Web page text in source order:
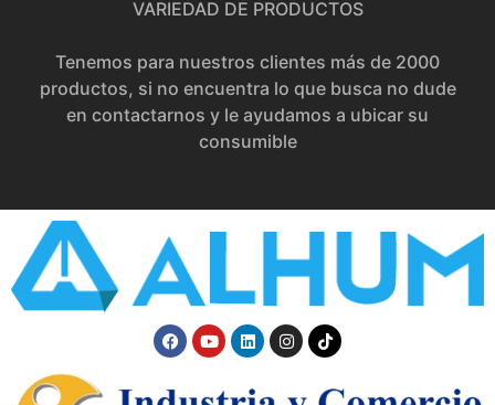
VARIEDAD DE PRODUCTOS
Tenemos para nuestros clientes más de 2000
productos, si no encuentra lo que busca no dude
en contactarnos y le ayudamos a ubicar su
consumible